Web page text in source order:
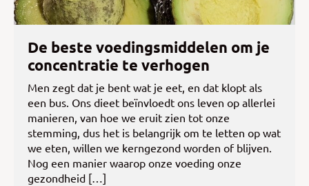
De beste voedingsmiddelen om je
concentratie te verhogen
Men zegt dat je bent wat je eet, en dat klopt als
een bus. Ons dieet beïnvloedt ons leven op allerlei
manieren, van hoe we eruit zien tot onze
stemming, dus het is belangrijk om te letten op wat
we eten, willen we kerngezond worden of blijven.
Nog een manier waarop onze voeding onze
gezondheid […]